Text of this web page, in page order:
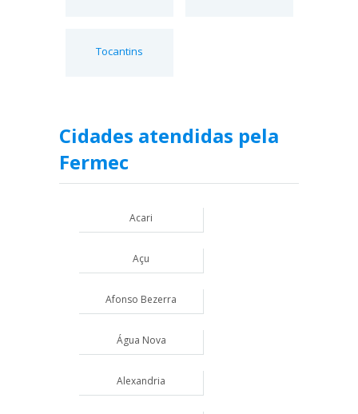
Tocantins
Cidades atendidas pela
Fermec
Acari
Açu
Afonso Bezerra
Água Nova
Alexandria